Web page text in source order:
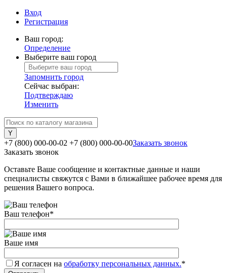
Вход
Регистрация
Ваш город:
Определение
Выберите ваш город
Запомнить город
Сейчас выбран:
Подтверждаю
Изменить
+7 (800) 000-00-02 +7 (800) 000-00-00Заказать звонок
Заказать звонок
Оставьте Ваше сообщение и контактные данные и наши
специалисты свяжутся с Вами в ближайшее рабочее время для
решения Вашего вопроса.
Ваш телефон*
Ваше имя
Я согласен на обработку персональных данных.*